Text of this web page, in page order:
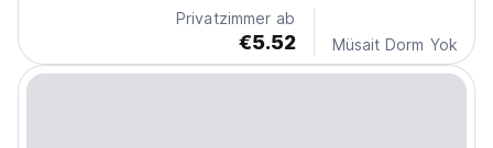
Privatzimmer ab
€5.52 Müsait Dorm Yok